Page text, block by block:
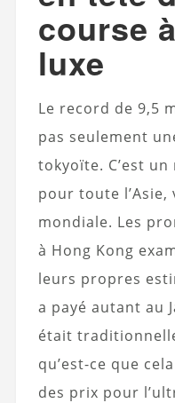
course
luxe
Le record de 9,5
pas seulement
tokyoïte. C’est
pour toute l’Asie,
mondiale. Les
à Hong Kong
leurs propres
a payé autant au
était
qu’est-ce que
des prix pour